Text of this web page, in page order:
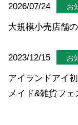
2026/07/24 お
大規模小売店舗
2023/12/15 お
アイランドアイ
メイド&雑貨フェ